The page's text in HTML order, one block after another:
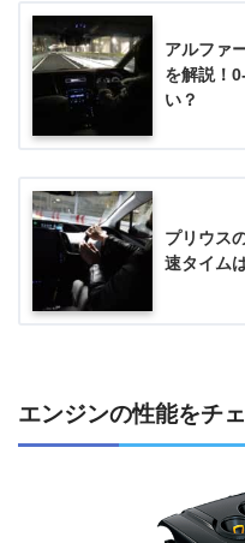
アルファ
を解説！
い？
プリウス
速タイム
エンジンの性能をチ